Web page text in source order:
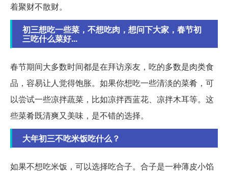
着聚财不散财。
初三想吃一些菜，不想吃肉，想问下大家，春节初
三吃什么菜好...
春节期间大多数时间都是在拜访亲友，吃的多数是肉类食
品，容易让人觉得饱胀。如果你想吃一些清淡的菜肴，可
以尝试一些凉拌蔬菜，比如凉拌西蓝花、凉拌木耳等。这
些菜肴既清爽又美味，是不错的选择。
大年初三不吃米饭吃什么？
如果不想吃米饭，可以选择吃合子。合子是一种薄皮小馅